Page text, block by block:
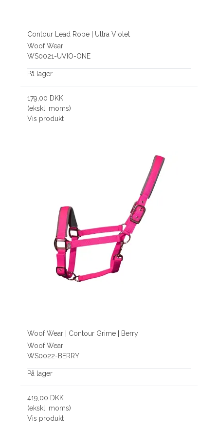
Contour Lead Rope | Ultra Violet
Woof Wear
WS0021-UVIO-ONE
På lager
179,00 DKK
(ekskl. moms)
Vis produkt
Woof Wear | Contour Grime | Berry
Woof Wear
WS0022-BERRY
På lager
419,00 DKK
(ekskl. moms)
Vis produkt